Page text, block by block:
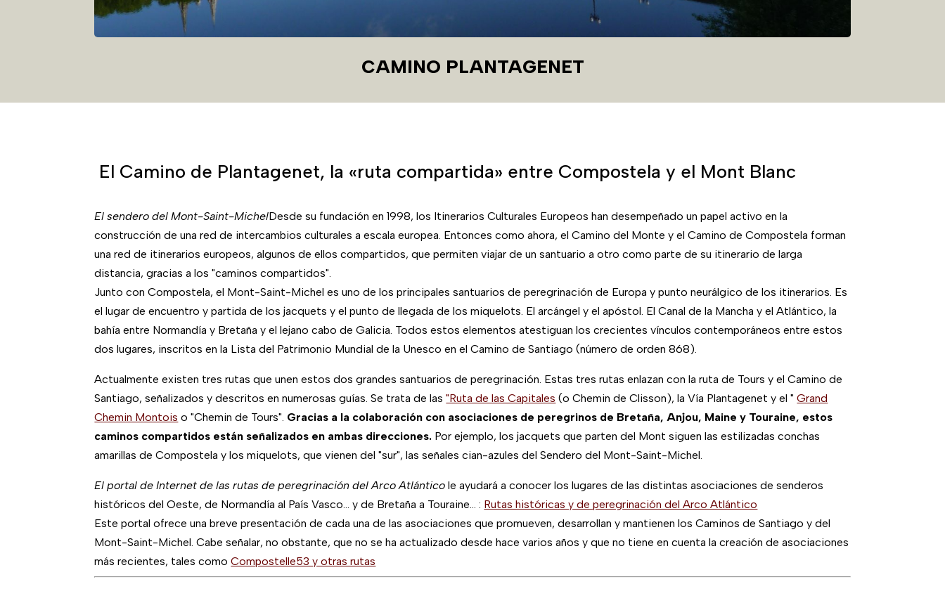
CAMINO PLANTAGENET
El Camino de Plantagenet, la «ruta compartida» entre Compostela y el Mont Blanc
El sendero del Mont-Saint-MichelDesde su fundación en 1998, los Itinerarios Culturales Europeos han desempeñado un papel activo en la
construcción de una red de intercambios culturales a escala europea. Entonces como ahora, el Camino del Monte y el Camino de Compostela forman
una red de itinerarios europeos, algunos de ellos compartidos, que permiten viajar de un santuario a otro como parte de su itinerario de larga
distancia, gracias a los "caminos compartidos".
Junto con Compostela, el Mont-Saint-Michel es uno de los principales santuarios de peregrinación de Europa y punto neurálgico de los itinerarios. Es
el lugar de encuentro y partida de los jacquets y el punto de llegada de los miquelots. El arcángel y el apóstol. El Canal de la Mancha y el Atlántico, la
bahía entre Normandía y Bretaña y el lejano cabo de Galicia. Todos estos elementos atestiguan los crecientes vínculos contemporáneos entre estos
dos lugares, inscritos en la Lista del Patrimonio Mundial de la Unesco en el Camino de Santiago (número de orden 868).
Actualmente existen tres rutas que unen estos dos grandes santuarios de peregrinación. Estas tres rutas enlazan con la ruta de Tours y el Camino de
Santiago, señalizados y descritos en numerosas guías. Se trata de las"Ruta de las Capitales (o Chemin de Clisson), la Vía Plantagenet y el "Grand
Chemin Montois o "Chemin de Tours". Gracias a la colaboración con asociaciones de peregrinos de Bretaña, Anjou, Maine y Touraine, estos
caminos compartidos están señalizados en ambas direcciones. Por ejemplo, los jacquets que parten del Mont siguen las estilizadas conchas
amarillas de Compostela y los miquelots, que vienen del "sur", las señales cian-azules del Sendero del Mont-Saint-Michel.
El portal de Internet de las rutas de peregrinación del Arco Atlántico le ayudará a conocer los lugares de las distintas asociaciones de senderos
históricos del Oeste, de Normandía al País Vasco... y de Bretaña a Touraine... : Rutas históricas y de peregrinación del Arco Atlántico
Este portal ofrece una breve presentación de cada una de las asociaciones que promueven, desarrollan y mantienen los Caminos de Santiago y del
Mont-Saint-Michel. Cabe señalar, no obstante, que no se ha actualizado desde hace varios años y que no tiene en cuenta la creación de asociaciones
más recientes, tales comoCompostelle53 y otras rutas